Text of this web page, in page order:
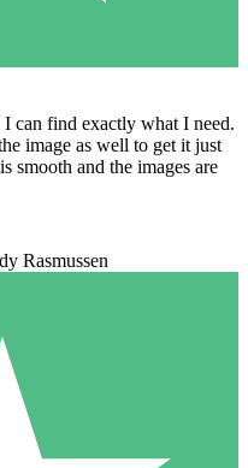
can find exactly what I need.
image as well to get it just
smooth and the images are
Rasmussen